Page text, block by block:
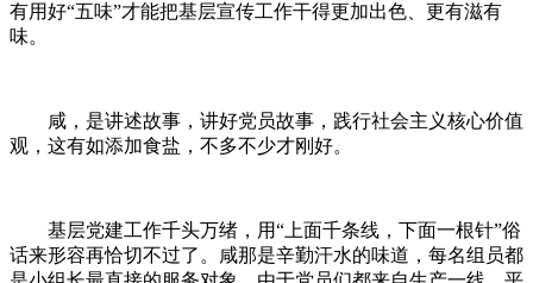
有用好“五味”才能把基层宣传工作干得更加出色、更有滋有
味。
咸，是讲述故事，讲好党员故事，践行社会主义核心价值
观，这有如添加食盐，不多不少才刚好。
基层党建工作千头万绪，用“上面千条线，下面一根针”俗
话来形容再恰切不过了。咸那是辛勤汗水的味道，每名组员都